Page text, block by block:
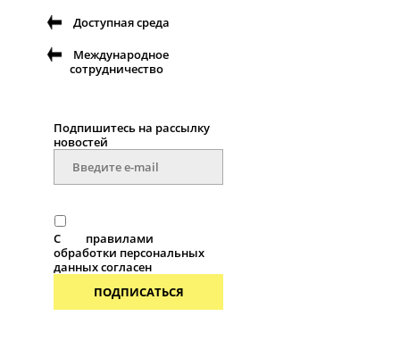
Доступная среда
Международное
сотрудничество
Подпишитесь на рассылку
новостей
С
правилами
обработки персональных
данных согласен
ПОДПИСАТЬСЯ